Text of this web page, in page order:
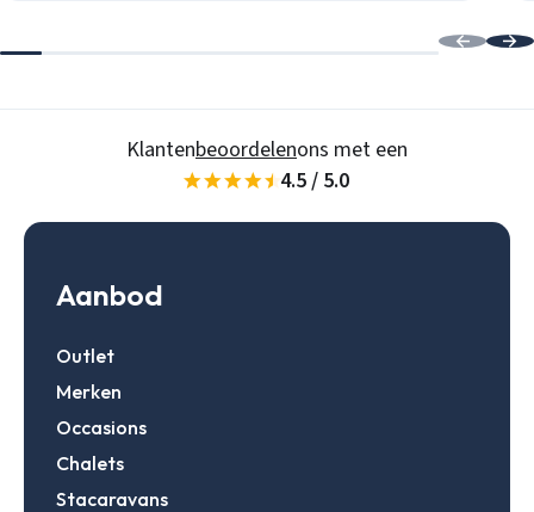
Klantenbeoordelenons met een
4.5 / 5.0
Aanbod
Outlet
Merken
Occasions
Chalets
Stacaravans